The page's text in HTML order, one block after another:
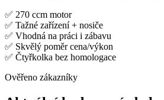
✅ 270 ccm motor
✅ Tažné zařízení + nosiče
✅ Vhodná na práci i zábavu
✅ Skvělý poměr cena/výkon
✅ Čtyřkolka bez homologace
Ověřeno zákazníky